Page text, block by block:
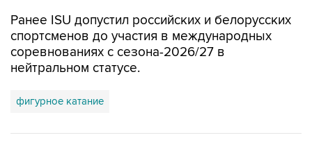
Ранее ISU допустил российских и белорусских
спортсменов до участия в международных
соревнованиях с сезона-2026/27 в
нейтральном статусе.
фигурное катание